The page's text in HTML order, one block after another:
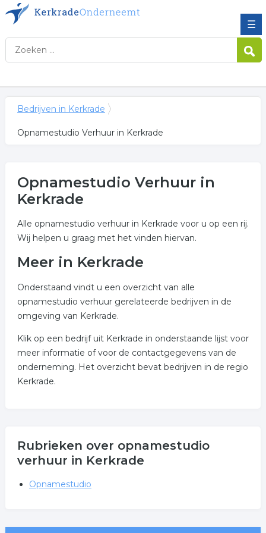
☰
Bedrijven in Kerkrade
Opnamestudio Verhuur in Kerkrade
Opnamestudio Verhuur in
Kerkrade
Alle opnamestudio verhuur in Kerkrade voor u op een rij.
Wij helpen u graag met het vinden hiervan.
Meer in Kerkrade
Onderstaand vindt u een overzicht van alle
opnamestudio verhuur gerelateerde bedrijven in de
omgeving van Kerkrade.
Klik op een bedrijf uit Kerkrade in onderstaande lijst voor
meer informatie of voor de contactgegevens van de
onderneming. Het overzicht bevat bedrijven in de regio
Kerkrade.
Rubrieken over opnamestudio
verhuur in Kerkrade
Opnamestudio